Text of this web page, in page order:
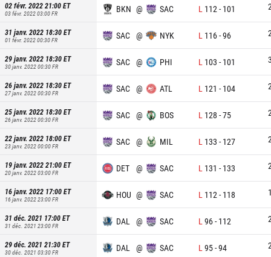
02 févr. 2022 21:00ET
03 févr. 2022 03:00FR BKN @ SAC L 112 - 101
31 janv. 2022 18:30ET
01 févr. 2022 00:30FR SAC @ NYK L 116-96
29 janv. 2022 18:30ET
30 janv. 2022 00:30FR SAC @ PHI L 103 - 101
26 janv. 2022 18:30ET
27 janv. 2022 00:30FR SAC @ ATL L 121 - 104
25 janv. 2022 18:30ET
26 janv. 2022 00:30FR SAC @ BOS L 128 -75
22 janv. 2022 18:00ET
23 janv. 2022 00:00FR SAC @ MIL L 133 - 127
19 janv. 2022 21:00ET
20 janv. 2022 03:00FR DET @ SAC L 131 - 133
16 janv. 2022 17:00ET
16 janv. 2022 23:00FR HOU @ SAC L 112 - 118
31 déc. 2021 17:00ET
31 déc. 2021 23:00FR DAL @ SAC L 96- 112
29 déc. 2021 21:30ET
30 déc. 2021 03:30FR DAL @ SAC L 95-94